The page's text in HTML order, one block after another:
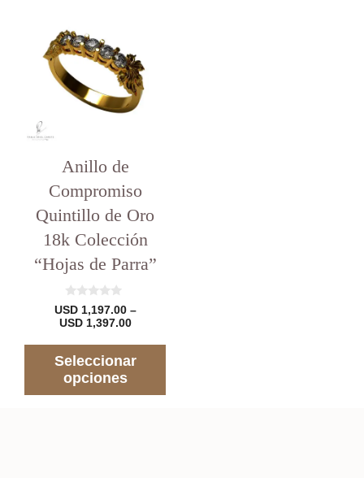
Anillo de
Compromiso
Quintillo de Oro
18k Colección
“Hojas de Parra”
0
d
e
USD1,197.00 –
USD1,397.00Rango
precios:
desde
Seleccionar
opciones
tiene
varias
variantes.
opciones
pueden
página
del
producto